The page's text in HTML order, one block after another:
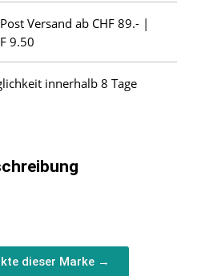
Versand ab CHF 89.- |
9.50
innerhalb 8 Tage
dieser Marke →